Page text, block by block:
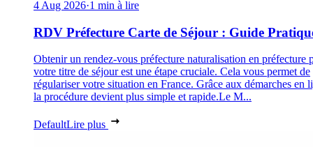
4 Aug 2026·1 min à lire
RDV Préfecture Carte de Séjour : Guide
Obtenir un rendez-vous préfecture naturalisation en préfecture
votre titre de séjour est une étape cruciale. Cela vous permet de
régulariser votre situation en France. Grâce aux démarches en
la procédure devient plus simple et rapide.Le M...
DefaultLire plus